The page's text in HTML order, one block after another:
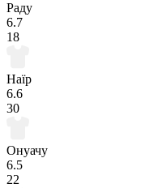
Раду
6.7
18
Наїр
6.6
30
Онуачу
6.5
22